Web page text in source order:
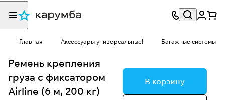
Главная Аксессуары универсальные! Багажные системы
Ремень крепления
груза с фиксатором
Airline (6 м, 200 кг)
В корзину